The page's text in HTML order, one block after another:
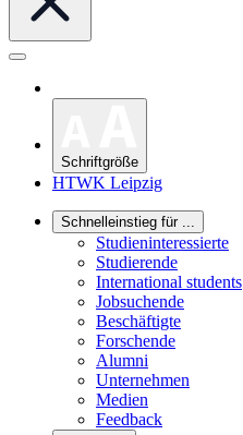
Schriftgröße
HTWK Leipzig
Schnelleinstieg für ...
Studieninteressierte
Studierende
International students
Jobsuchende
Beschäftigte
Forschende
Alumni
Unternehmen
Medien
Feedback